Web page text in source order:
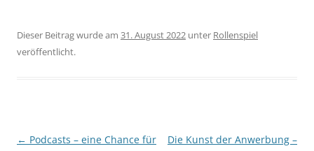
Dieser Beitrag wurde am 31. August 2022 unter Rollenspiel
veröffentlicht.
Beitragsnavigation
← Podcasts – eine Chance für
Die Kunst der Anwerbung –